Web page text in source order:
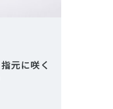
元に咲く